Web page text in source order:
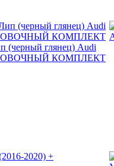
глянец) Audi
КОМПЛЕКТ